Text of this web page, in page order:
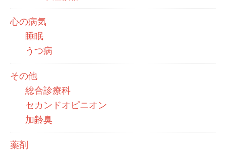
心の病気
睡眠
うつ病
その他
総合診療科
セカンドオピニオン
加齢臭
薬剤